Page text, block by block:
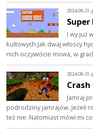
2024-09-21,
Super
I wy już
kultowych jak dwaj włoscy
nich oczywiście mowa, w
2024-08-31,
Crash
Jamraj
podrodziny jamrajów. Jeżeli
też nie. Natomiast mówi mi